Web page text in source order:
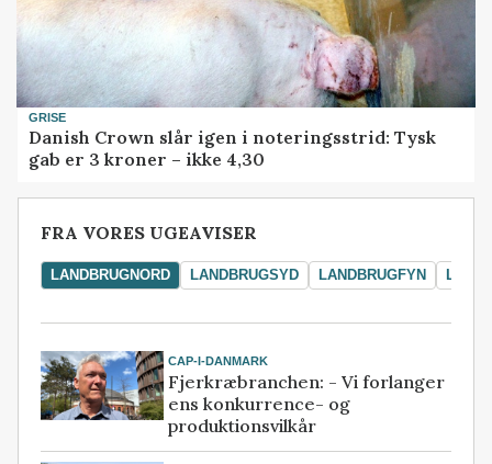
GRISE
Danish Crown slår igen i noteringsstrid: Tysk
gab er 3 kroner – ikke 4,30
FRA VORES UGEAVISER
LANDBRUGNORD LANDBRUGSYD LANDBRUGFYN
CAP-I-DANMARK
Fjerkræbranchen: - Vi forlanger
ens konkurrence- og
produktionsvilkår